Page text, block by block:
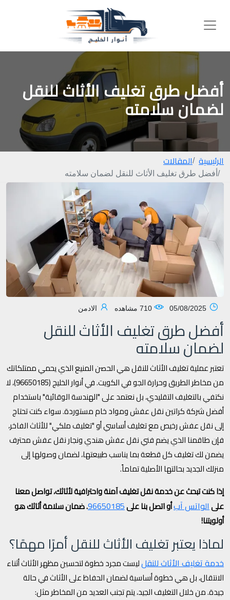
أفضل طرق تغليف الأثاث للنقل
لضمان سلامته
الرئيسية المقالات
أفضل طرق تغليف الأثاث للنقل لضمان سلامته
الادمن
أفضل طرق تغليف الأثاث للنقل
لضمان سلامته
تعتبر عملية تغليف الأثاث للنقل هي الحصن المنيع الذي يحمي ممتلكاتك
من مخاطر الطريق وحرارة الجو في الكويت. في أنوار الخليج (96650185)، لا
نكتفي بالتغليف التقليدي، بل نعتمد على "الهندسة الوقائية" باستخدام
أفضل شركة كراتين نقل عفش ومواد خام مستوردة. سواء كنت تحتاج
إلى نقل عفش رخيص مع تغليف أساسي أو "تغليف ملكي" للأثاث الفاخر،
فإن طاقمنا الذي يضم فني نقل عفش هندي ونجار نقل عفش محترف
يضمن لك تغليف كل قطعة بما يناسب طبيعتها، لضمان وصولها إلى
منزلك الجديد بحالتها الأصلية تماماً.
إذا كنت تبحث عن خدمة نقل تغليف آمنة واحترافية لأثاثك، تواصل معنا
علىالواتس آبأو اتصل بنا على96650185. ضمان سلامة أثاثك هو
أولويتنا!
لماذا يعتبر تغليف الأثاث للنقل أمرًا مهمًا؟
خدمة تغليف الأثاث للنقلليست مجرد خطوة لتحسين مظهر الأثاث أثناء
الانتقال، بل هي خطوة أساسية لضمان الحفاظ على الأثاث في حالة
جيدة. من خلال التغليف الجيد، يتم تجنب العديد من المخاطر مثل: